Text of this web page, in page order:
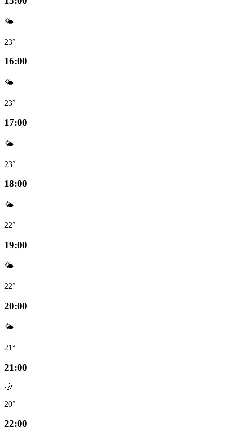
🌤️
23°
16:00
🌤️
23°
17:00
🌤️
23°
18:00
🌤️
22°
19:00
🌤️
22°
20:00
🌤️
21°
21:00
🌙
20°
22:00